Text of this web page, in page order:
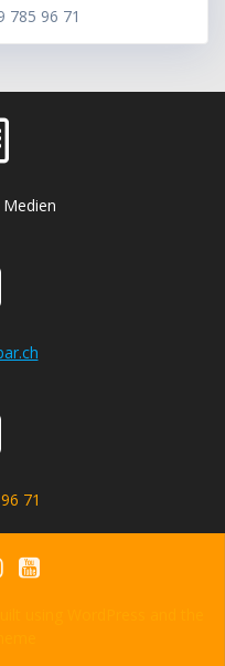
785 96 71
71